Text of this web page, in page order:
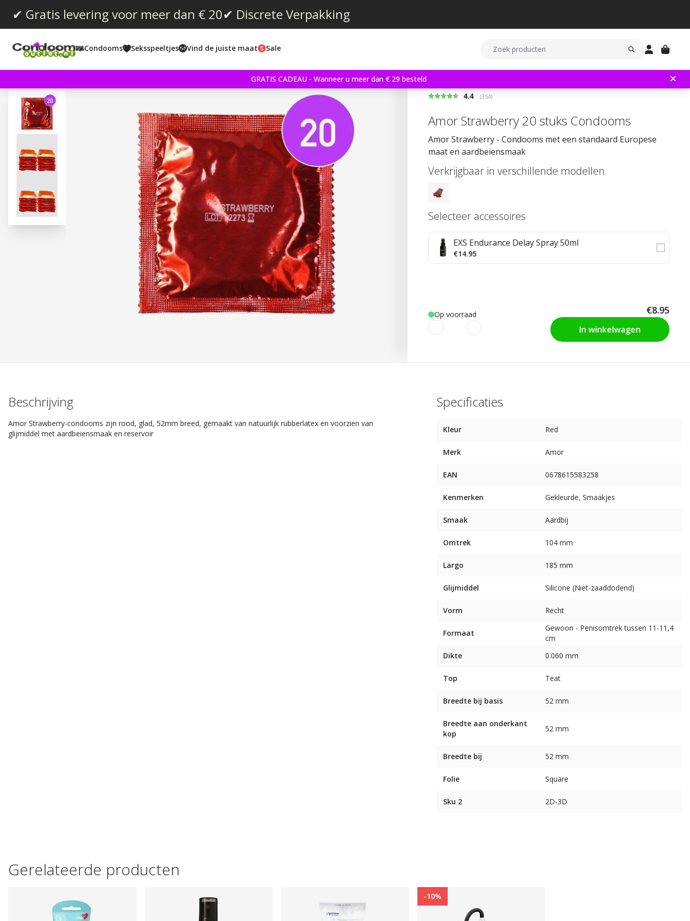
✔ Gratis levering voor meer dan € 20✔ Discrete Verpakking
Condooms Seksspeeltjes Vind de juiste maat Sale
GRATIS CADEAU - Wanneer u meer dan € 29 besteld
Gemiddelde beoordeling:
4.4 (aantal stemmen:
354)
Amor Strawberry 20 stuks Condooms
Amor Strawberry - Condooms met een standaard Europese
maat en aardbeiensmaak
Verkrijgbaar in verschillende modellen
Selecteer accessoires
EXS Endurance Delay Spray 50ml
€14.95
Op voorraad €8.95
In winkelwagen
Beschrijving
Amor Strawberry-condooms zijn rood, glad, 52mm breed, gemaakt van natuurlijk rubberlatex en voorzien van
glijmiddel met aardbeiensmaak en reservoir
Specificaties
Kleur Red
Merk Amor
EAN 0678615583258
Kenmerken Gekleurde, Smaakjes
Smaak Aardbij
Omtrek 104 mm
Largo 185 mm
Glijmiddel Silicone (Niet-zaaddodend)
Vorm Recht
Formaat
Gewoon - Penisomtrek tussen 11-11,4
cm
Dikte
0.060 mm
Top Teat
Breedte bij basis 52 mm
Breedte aan onderkant
kop
52 mm
Breedte bij 52 mm
Folie Square
Sku 2 2D-3D
Gerelateerde producten
-10%